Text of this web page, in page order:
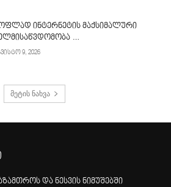
ინტერნეტის მაქსიმალური
…
9, 2026
მეტის ნახვა
და ნესვის ნიმუშებში